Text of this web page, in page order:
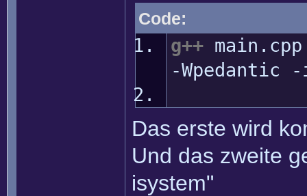
Code:
g++
-Wpedantic
-
Das erste wird
Und das zweite
isystem"